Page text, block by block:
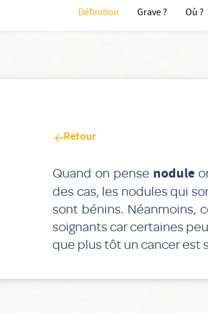
Définition Grave ? Où ?
Retour
Quand on pense nodule
des cas, les nodules qui
sont bénins. Néanmoins,
soignants car certaines
que plus tôt un cancer est